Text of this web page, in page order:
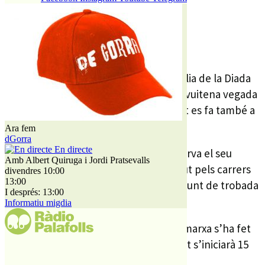
Ara fem
dGorra
En directe
Amb Albert Quiruga i Jordi Pratsevalls
divendres 10:00
13:00
I després: 13:00
Informatiu migdia
REDACCIÓ
4 SETEMBRE, 2018
Serà, com sempre, el vespre de la vigília de la Diada
de l’11 de setembre, i s’organitza per vuitena vegada
al nostre municipi, com paral·lelament es fa també a
d’altres localitats catalanes.
Per l’edició d’enguany, la marxa conserva el seu
format de cada any, amb un recorregut pels carrers
del centre de Palafolls, tenint com a punt de trobada
la Glorieta del Doctor Torner.
La convocatòria pels participants a la marxa s’ha fet
aquest any a 3 quarts de 10, i tot plegat s’iniciarà 15